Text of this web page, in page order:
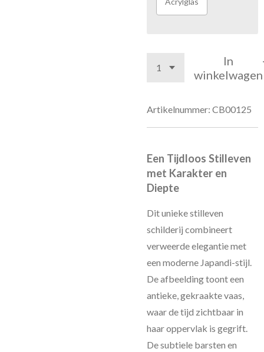
In
winkelwagen
Artikelnummer: CB00125
Een Tijdloos Stilleven
met Karakter en
Diepte
Dit unieke stilleven
schilderij combineert
verweerde elegantie met
een moderne Japandi-stijl.
De afbeelding toont een
antieke, gekraakte vaas,
waar de tijd zichtbaar in
haar oppervlak is gegrift.
De subtiele barsten en